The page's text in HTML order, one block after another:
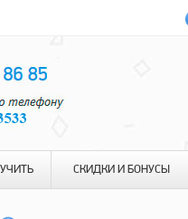
СКИДКИ И БОНУСЫ